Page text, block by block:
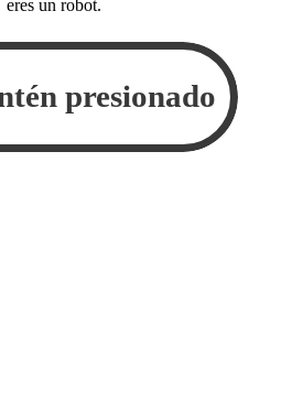
eres un robot.